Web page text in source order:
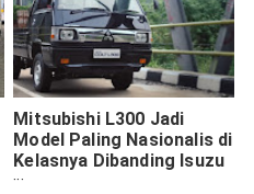
Mitsubishi L300 Jadi
Model Paling Nasionalis di
Kelasnya Dibanding Isuzu
TRAGA Hingga Toyota